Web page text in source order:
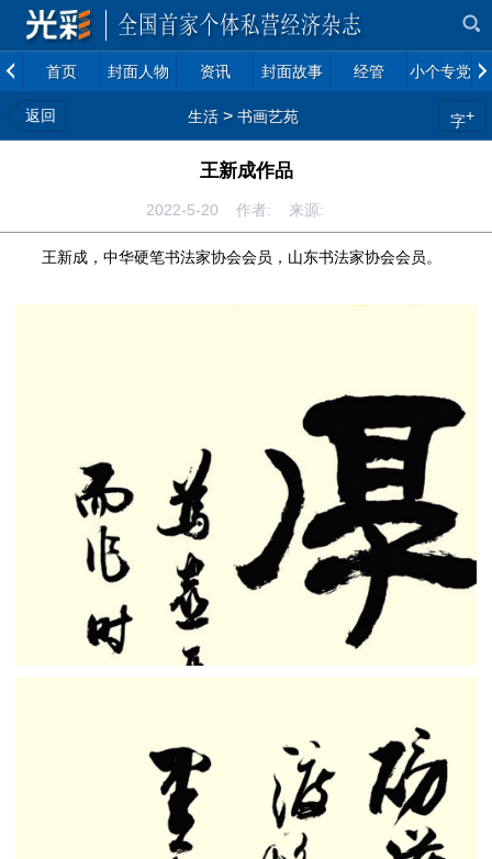
首页 封面人物 资讯 封面故事 经管 小个专党建
返回 生活 > 书画艺苑 字+
王新成作品
2022-5-20 作者: 来源:
王新成，中华硬笔书法家协会会员，山东书法家协会会员。